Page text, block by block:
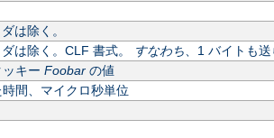
は除く。
は除く。CLF 書式。 すなわち 、1 バイトも
キー Foobarの値
間、マイクロ秒単位